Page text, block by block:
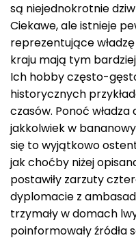
są niejednokrotnie
Ciekawe, ale istnieje
reprezentujące
kraju mają tym
Ich hobby często-
historycznych
czasów. Ponoć
jakkolwiek w
się to wyjątkowo
jak choćby niżej
postawiły zarzuty
dyplomacie z
trzymały w domach
poinformowały źródła